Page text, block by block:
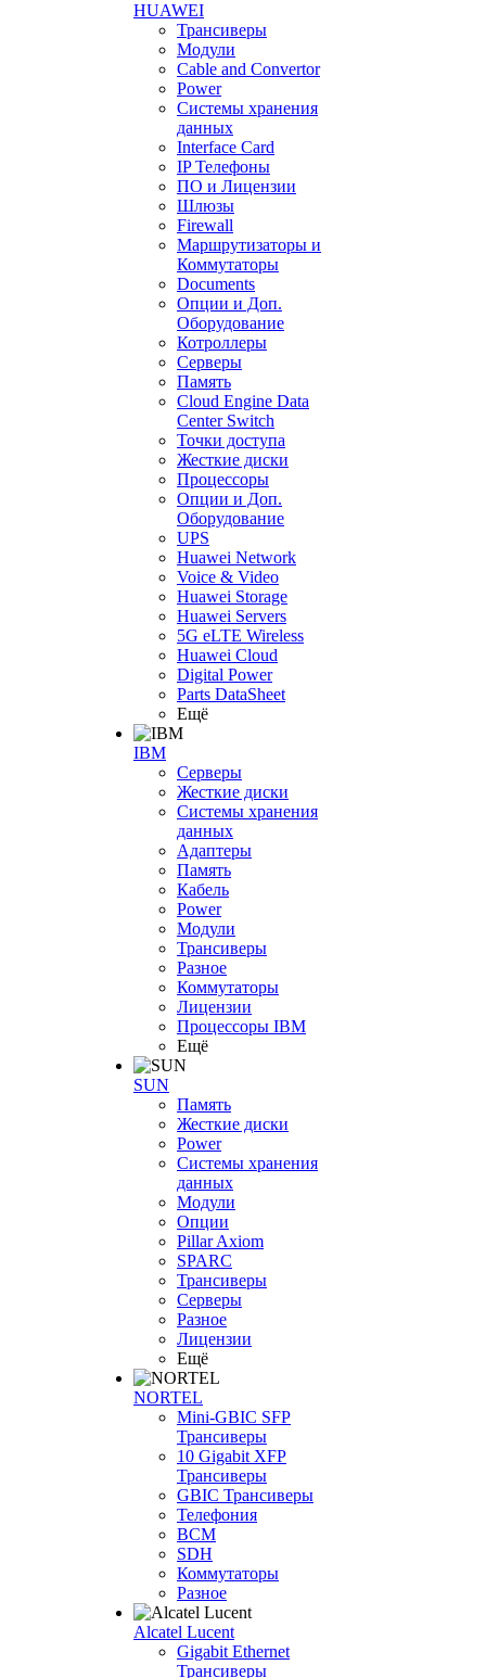
HUAWEI
Трансиверы
Модули
Cable and Convertor
Power
Системы хранения
данных
Interface Card
IP Телефоны
ПО и Лицензии
Шлюзы
Firewall
Маршрутизаторы и
Коммутаторы
Documents
Опции и Доп.
Оборудование
Котроллеры
Серверы
Память
Cloud Engine Data
Center Switch
Точки доступа
Жесткие диски
Процессоры
Опции и Доп.
Оборудование
UPS
Huawei Network
Voice & Video
Huawei Storage
Huawei Servers
5G eLTE Wireless
Huawei Cloud
Digital Power
Parts DataSheet
Ещё
IBM
Серверы
Жесткие диски
Системы хранения
данных
Адаптеры
Память
Кабель
Power
Модули
Трансиверы
Разное
Коммутаторы
Лицензии
Процессоры IBM
Ещё
SUN
Память
Жесткие диски
Power
Системы хранения
данных
Модули
Опции
Pillar Axiom
SPARC
Трансиверы
Серверы
Разное
Лицензии
Ещё
NORTEL
Mini-GBIC SFP
Трансиверы
10 Gigabit XFP
Трансиверы
GBIC Трансиверы
Телефония
BCM
SDH
Коммутаторы
Разное
Alcatel Lucent
Gigabit Ethernet
Трансиверы